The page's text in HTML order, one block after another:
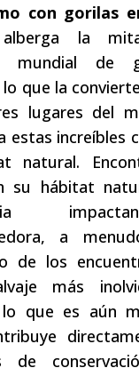
con gorilas
alberga la
mundial de
que la
lugares del
estas increíbles
natural.
su hábitat
a
de los
más
que es aún
de